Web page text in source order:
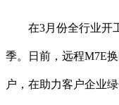
在3月份全行业开工
季。日前，远程M7E
户，在助力客户企业